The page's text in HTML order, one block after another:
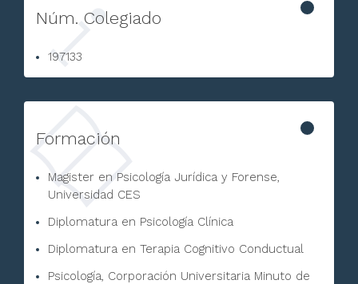
Núm. Colegiado
197133
Formación
Magister en Psicología Jurídica y Forense,
Universidad CES
Diplomatura en Psicología Clínica
Diplomatura en Terapia Cognitivo Conductual
Psicología, Corporación Universitaria Minuto de